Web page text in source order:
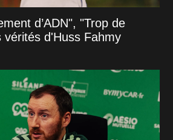
d’ADN", "Trop de
vérités d'Huss Fahmy